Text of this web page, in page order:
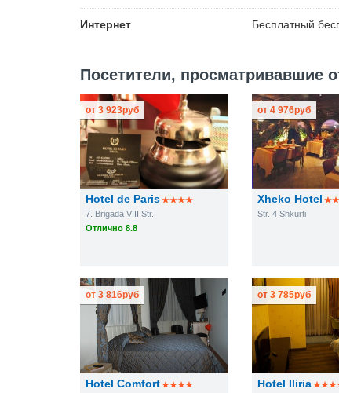
Интернет Бесплатный
Посетители, просматривавшие
Hotel de Paris
7. Brigada VIII Str.
Отлично 8.8
от 3 923руб
Xheko Hotel
Str. 4 Shkurti
от4 976руб
Hotel Comfort
от 3 816руб
Hotel Iliria
от3 785руб